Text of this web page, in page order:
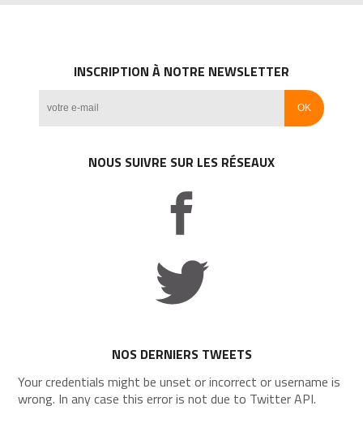
INSCRIPTION À NOTRE NEWSLETTER
NOUS SUIVRE SUR LES RÉSEAUX
NOS DERNIERS TWEETS
Your credentials might be unset or incorrect or username is
wrong. In any case this error is not due to Twitter API.